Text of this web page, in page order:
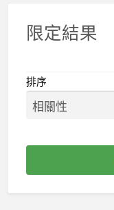
限定結果
排序